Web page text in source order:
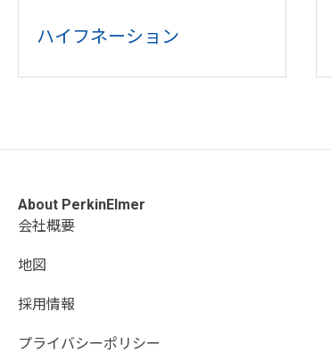
ハイフネーション
About PerkinElmer
会社概要
地図
採用情報
プライバシーポリシー